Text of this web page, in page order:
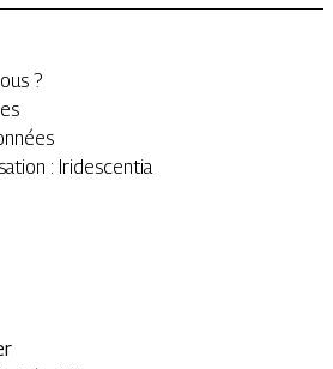
?
: Iridescentia